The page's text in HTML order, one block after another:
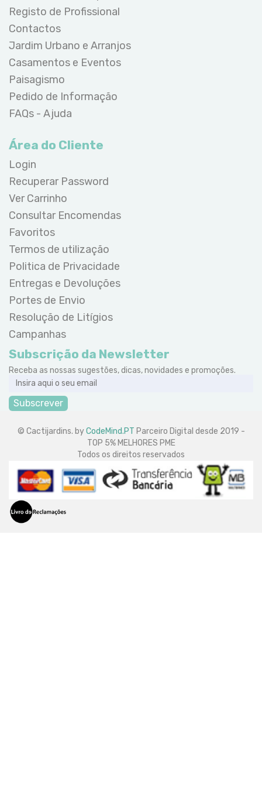
Registo de Profissional
Contactos
Jardim Urbano e Arranjos
Casamentos e Eventos
Paisagismo
Pedido de Informação
FAQs - Ajuda
Área do Cliente
Login
Recuperar Password
Ver Carrinho
Consultar Encomendas
Favoritos
Termos de utilização
Politica de Privacidade
Entregas e Devoluções
Portes de Envio
Resolução de Litígios
Campanhas
Subscrição da Newsletter
Receba as nossas sugestões, dicas, novidades e promoções.
Subscrever
© Cactijardins. byCodeMind.PT Parceiro Digital desde 2019 -
TOP 5% MELHORES PME
Todos os direitos reservados